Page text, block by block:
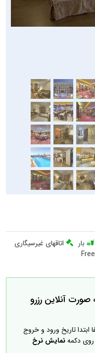
بار
اتاقهای غیرسیگاری
آنلاین رزرو
تاریخ ورود و خروج
دکمهنمایش نرخ